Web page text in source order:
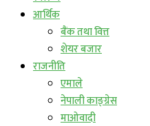
आर्थिक
बैंक तथा वित्त
शेयर बजार
राजनीति
एमाले
नेपाली काङ्ग्रेस
माओवादी